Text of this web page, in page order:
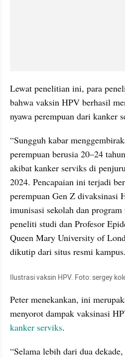
Lewat penelitian ini, para
bahwa vaksin HPV berhasil
nyawa perempuan dari kanker
“Sungguh kabar
perempuan berusia 20–24
akibat kanker serviks di
2024. Pencapaian ini terjadi
perempuan Gen Z divaksinasi
imunisasi sekolah dan program
peneliti studi dan Profesor
Queen Mary University of
dikutip dari situs resmi kampus.
Ilustrasi vaksin HPV. Foto: sergey
Peter menekankan, ini
kanker serviks.
“Selama lebih dari dua